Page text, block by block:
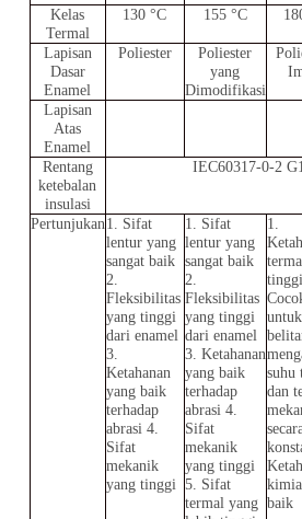
Kelas
Termal
130 °C 155 °C
Lapisan
Dasar
Enamel
Poliester
Poliester
yang
Dimodifikasi
Lapisan
Atas
Enamel
Rentang
ketebalan
insulasi
IEC60317-0-2
Pertunjukan1. Sifat
lentur yang
sangat baik
2.
Fleksibilitas
yang tinggi
dari enamel
3.
Ketahanan
yang baik
terhadap
abrasi 4.
Sifat
mekanik
yang tinggi
1. Sifat
lentur yang
sangat baik
2.
Fleksibilitas
yang tinggi
dari enamel
3. Ketahanan
yang baik
terhadap
abrasi 4.
Sifat
mekanik
yang tinggi
5. Sifat
termal yang
1.
untuk
suhu
dan
baik